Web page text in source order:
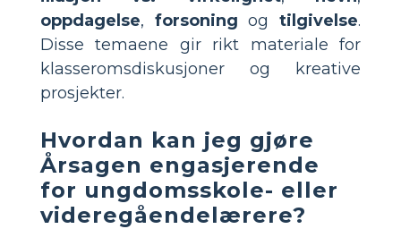
oppdagelse, forsoning ogtilgivelse.
Disse temaene gir rikt materiale for
klasseromsdiskusjoner og kreative
prosjekter.
Hvordan kan jeg gjøre
Årsagen engasjerende
for ungdomsskole- eller
videregåendelærere?